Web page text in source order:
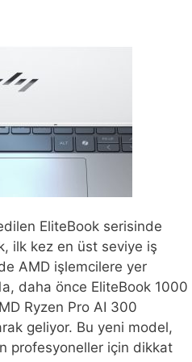
EliteBook serisinde
ilk kez en üst seviye iş
AMD işlemcilere yer
daha önce EliteBook 1000
Ryzen Pro AI 300
geliyor. Bu yeni model,
profesyoneller için dikkat